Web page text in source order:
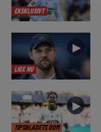
EKSKLUSIVT
LIGE NU
►
TIPSBLADETS DOM
►